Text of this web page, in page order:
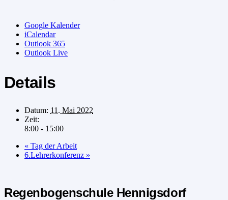
Google Kalender
iCalendar
Outlook 365
Outlook Live
Details
Datum: 11. Mai 2022
Zeit:
8:00 - 15:00
« Tag der Arbeit
6.Lehrerkonferenz »
Regenbogenschule Hennigsdorf